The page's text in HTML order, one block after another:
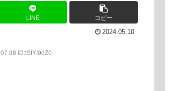
LINE コピー
2024.05.10
ID:tStYI9dZ0